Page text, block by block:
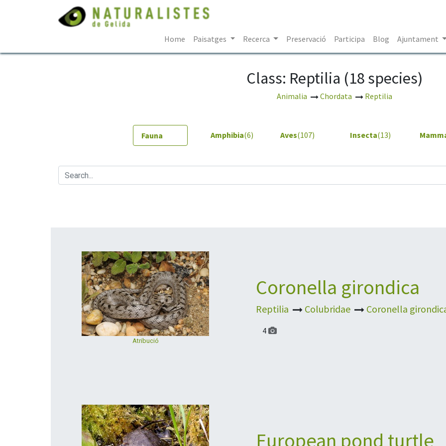
Home Paisatges Recerca Preservació Participa Blog Ajuntament
Class: Reptilia (18 species)
Animalia Chordata Reptilia
Fauna Amphibia(6) Aves(107) Insecta(13)
Atribució
Coronella girondica
Reptilia Colubridae Coronella
4
European pond turtle